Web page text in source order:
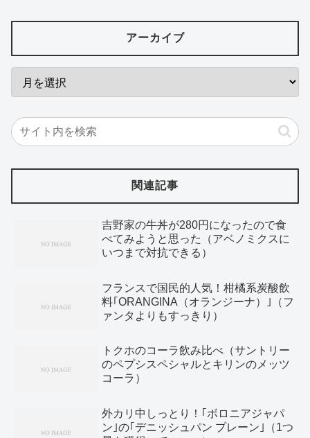
アーカイブ
関連記事
吉野家の牛丼が280円になったので食
べてみようと思った（アベノミクスに
いつまで対抗できる）
フランスで国民的人気！柑橘系炭酸飲
料｢ORANGINA（オランジーナ）｣（フ
ァンタよりもすっきり）
トクホのコーラ飲み比べ（サントリー
のペプシスペシャルとキリンのメッツ
コーラ）
外カリ中しっとり！｢ボロニアジャパ
ン｣の｢デニッシュパン プレーン｣（1つ